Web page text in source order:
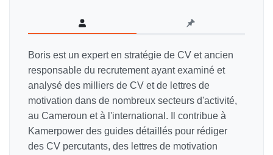
Boris est un expert en stratégie de CV et ancien
responsable du recrutement ayant examiné et
analysé des milliers de CV et de lettres de
motivation dans de nombreux secteurs d'activité,
au Cameroun et à l'international. Il contribue à
Kamerpower des guides détaillés pour rédiger
des CV percutants, des lettres de motivation